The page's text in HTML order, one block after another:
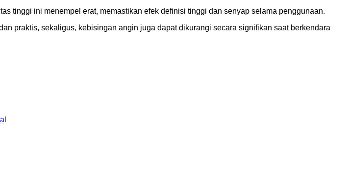
tinggi ini menempel erat, memastikan efek definisi tinggi dan senyap selama penggunaan.
praktis, sekaligus, kebisingan angin juga dapat dikurangi secara signifikan saat berkendara